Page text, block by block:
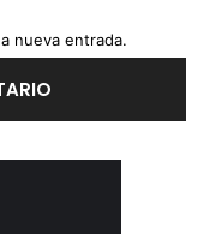
nueva entrada.